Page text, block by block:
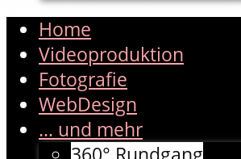
Home
Videoproduktion
Fotografie
WebDesign
... und mehr